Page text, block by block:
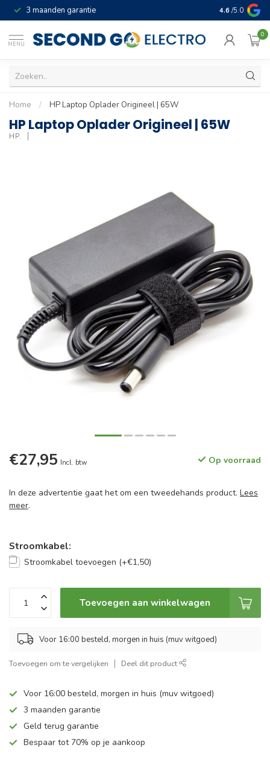
3 maanden garantie Geld terug
4.6 /5.0
MENU
0
Home / HP Laptop Oplader Origineel | 65W
HP Laptop Oplader Origineel | 65W
HP.
€27,95 Incl. btw Op voorraad
In deze advertentie gaat het om een tweedehands product. Lees
meer.
Stroomkabel:
Stroomkabel toevoegen (+€1,50)
Toevoegen aan winkelwagen
Voor 16:00 besteld, morgen in huis (muv witgoed)
Toevoegen om te vergelijken Deel dit product
Voor 16:00 besteld, morgen in huis (muv witgoed)
3 maanden garantie
Geld terug garantie
Bespaar tot 70% op je aankoop